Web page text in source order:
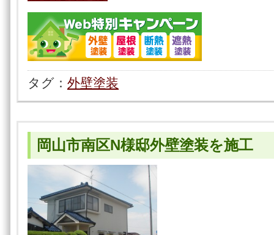
タグ： 外壁塗装
岡山市南区N様邸外壁塗装を施工